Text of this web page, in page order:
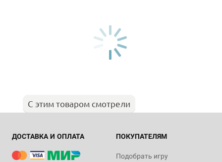
С этим товаром смотрели
ДОСТАВКА И ОПЛАТА ПОКУПАТЕЛЯМ
Подобрать игру